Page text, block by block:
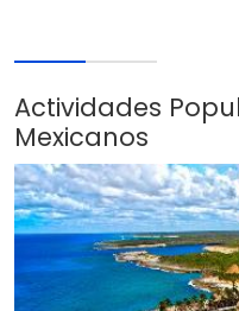
Actividades
Mexicanos